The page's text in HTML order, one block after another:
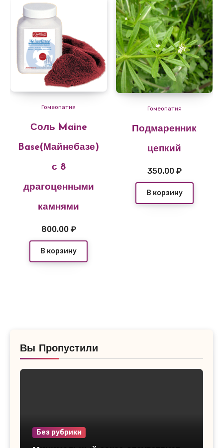
Гомеопатия
Соль Maine
Base(Майнебазе)
с 8
драгоценными
камнями
800.00 ₽
В корзину
Гомеопатия
Подмаренник
цепкий
350.00 ₽
В корзину
Вы Пропустили
Без рубрики